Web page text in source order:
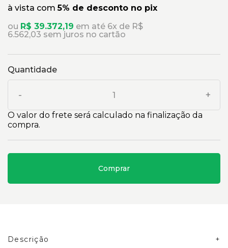
à vista com5% de desconto no pix
ou R$ 39.372,19 em até 6x de R$
6.562,03 sem juros no cartão
Quantidade
- +
O valor do frete será calculado na finalização da
compra.
Comprar
Descrição